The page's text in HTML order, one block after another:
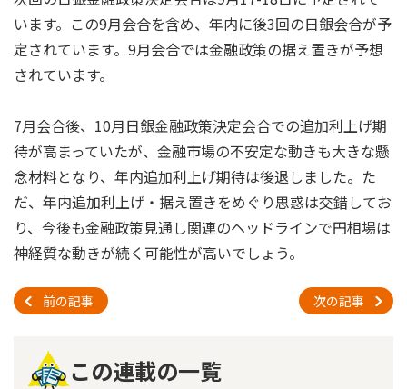
います。この9月会合を含め、年内に後3回の日銀会合が予
定されています。9月会合では金融政策の据え置きが予想
されています。
7月会合後、10月日銀金融政策決定会合での追加利上げ期
待が高まっていたが、金融市場の不安定な動きも大きな懸
念材料となり、年内追加利上げ期待は後退しました。た
だ、年内追加利上げ・据え置きをめぐり思惑は交錯してお
り、今後も金融政策見通し関連のヘッドラインで円相場は
神経質な動きが続く可能性が高いでしょう。
前の記事 次の記事
この連載の一覧